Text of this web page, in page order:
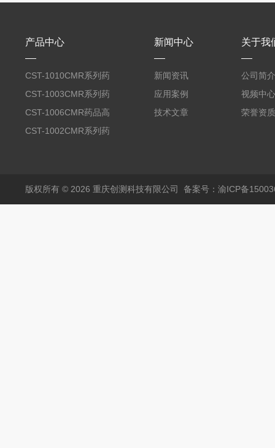
产品中心
CST-1010CMR系列药
品高温试验箱
CST-1003CMR系列药
品高温试验箱
CST-1006CMR药品高
温试验箱
CST-1002CMR系列药
新闻中心
新闻资讯
应用案例
技术文章
关于我
公司简介
视频中心
荣誉资质
版权所有 © 2026 重庆创测科技有限公司 备案号：渝ICP备